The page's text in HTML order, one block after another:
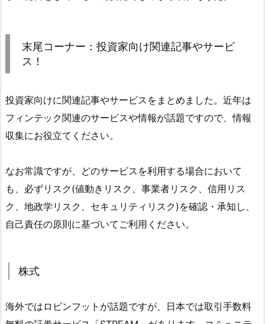
末尾コーナー：投資家向け関連記事やサービ
ス！
投資家向けに関連記事やサービスをまとめました。近年は
フィンテック関連のサービスや情報が話題ですので、情報
収集にお役立てください。
なお常識ですが、どのサービスを利用する場合において
も、必ずリスク(値動きリスク、事業者リスク、信用リス
ク、地政学リスク、セキュリティリスク)を確認・承知し、
自己責任の原則に基づいてご利用ください。
株式
海外ではロビンフットが話題ですが、日本では取引手数料